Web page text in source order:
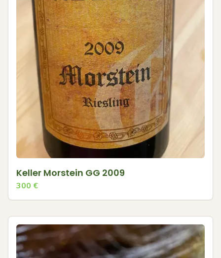
Keller Morstein GG 2009
300 €